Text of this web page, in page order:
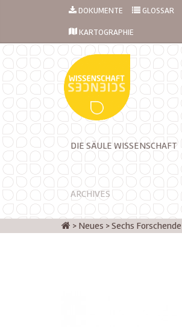
DOKUMENTE GLOSSAR
KARTOGRAPHIE
DIE SÄULE WISSENSCHAFT
ARCHIVES
> Neues >Sechs